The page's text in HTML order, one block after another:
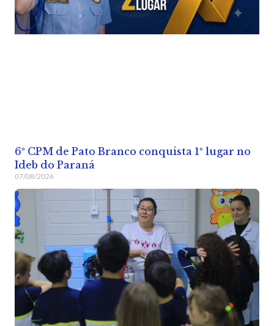
6º CPM de Pato Branco conquista 1º lugar no
Ideb do Paraná
07/08/2026